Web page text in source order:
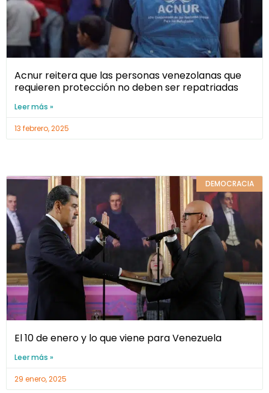
Acnur reitera que las personas venezolanas que
requieren protección no deben ser repatriadas
Leer más »
13 febrero, 2025
DEMOCRACIA
El 10 de enero y lo que viene para Venezuela
Leer más »
29 enero, 2025